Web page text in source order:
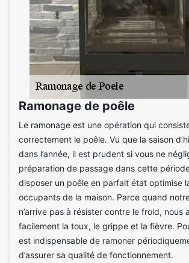
Ramonage de poêle
Le ramonage est une opération qui
correctement le poêle. Vu que la saison
dans l’année, il est prudent si vous ne
préparation de passage dans cette
disposer un poêle en parfait état optimise
occupants de la maison. Parce quand
n’arrive pas à résister contre le froid, nous
facilement la toux, le grippe et la fièvre.
est indispensable de ramoner
d’assurer sa qualité de fonctionnement.